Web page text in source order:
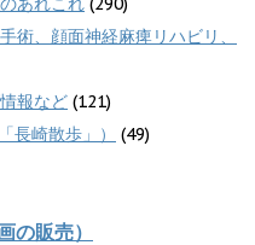
術、顔面神経麻痺リハビリ、
報など (121)
崎散歩」）
(49)
の販売）